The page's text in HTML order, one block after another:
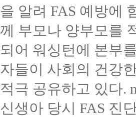
을 알려 FAS 예방에
께 부모나 양부모를
되어 워싱턴에 본부
자들이 사회의 건강
적극 공유하고 있다.
신생아 당시 FAS 진